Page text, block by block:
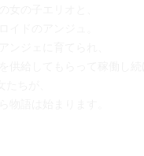
。彼女の無垢な諦めの悪